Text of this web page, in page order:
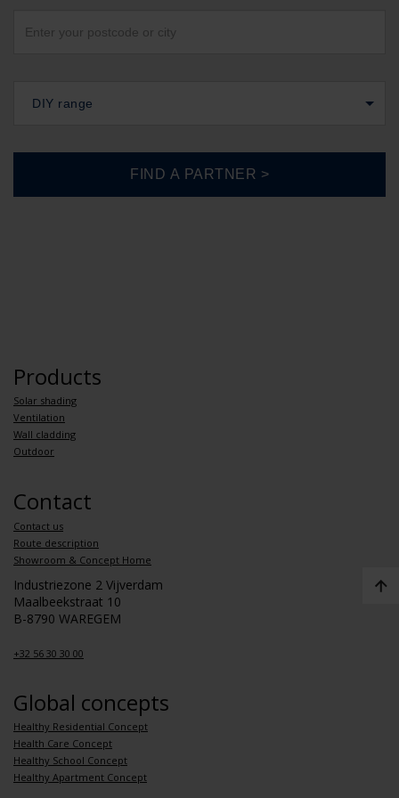
DIY range
Products
Solar shading
Ventilation
Wall cladding
Outdoor
Contact
Contact us
Route description
Showroom & Concept Home
Industriezone 2 Vijverdam
Maalbeekstraat 10
B-8790 WAREGEM
+32 56 30 30 00
Global concepts
Healthy Residential Concept
Health Care Concept
Healthy School Concept
Healthy Apartment Concept